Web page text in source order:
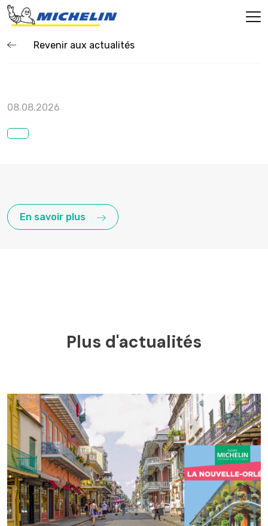
Revenir aux actualités
08.08.2026
En savoir plus
Plus d'actualités